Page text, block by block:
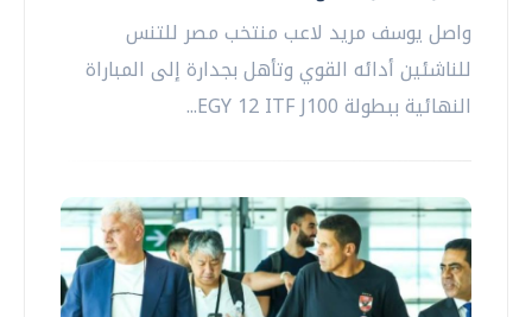
واصل يوسف مريد لاعب منتخب مصر للتنس
للناشئين أدائه القوي وتأهل بجدارة إلى المباراة
النهائية ببطولة EGY 12 ITF J100...